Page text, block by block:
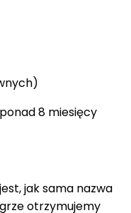
8 miesięcy
jak sama nazwa
otrzymujemy